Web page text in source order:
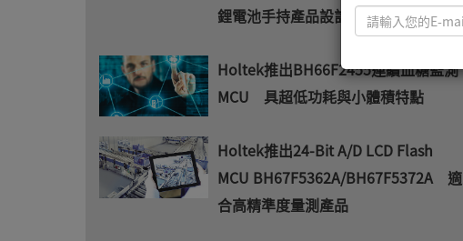
鋰電池手持產品設計
Holtek推出BH66F2455連續血糖監測
MCU 具超低功耗與小體積特點
Holtek推出24-Bit A/D LCD Flash
MCU BH67F5362A/BH67F5372A 適
合高精準度量測產品